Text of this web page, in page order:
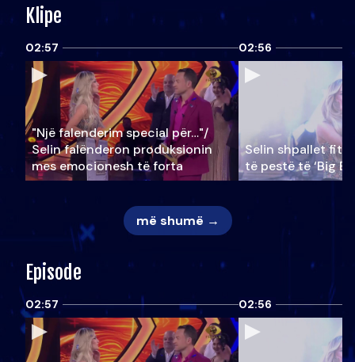
Klipe
02:57
"Një falenderim special për…"/
Selin falënderon produksionin
mes emocionesh të forta
02:56
Selin shpallet
të pestë të ‘Big
më shumë →
Episode
02:57 02:56